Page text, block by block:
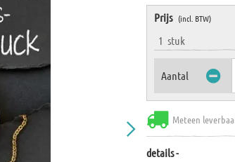
Prijs (incl. BTW)
1stuk
Aantal
Meteen
details -